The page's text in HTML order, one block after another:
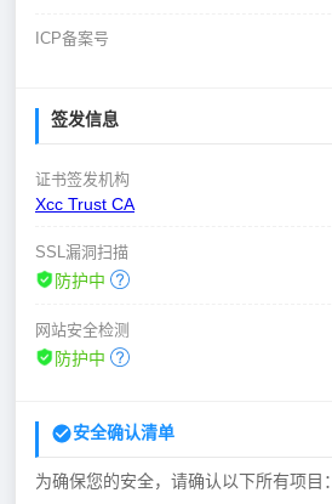
ICP备案号
签发信息
证书签发机构
Xcc Trust CA
SSL漏洞扫描
防护中
网站安全检测
防护中
安全确认清单
为确保您的安全，请确认以下所有项目：